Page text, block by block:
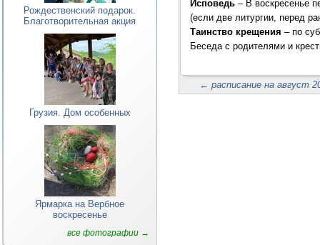
Рождественский подарок.
Благотворительная акция
Грузия. Дом особенных
Ярмарка на Вербное
воскресенье
все фотографии →
Исповедь – В воскресенье
(если две литургии, перед
Таинство крещения – по
Беседа с родителями и
← расписание на август